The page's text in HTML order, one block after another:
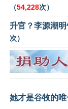
（54,228次）
升官？李源潮
次）
她才是谷牧的